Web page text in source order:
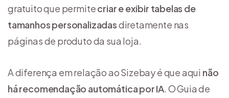
gratuito que permitecriar e exibir tabelas de
tamanhos personalizadasdiretamente nas
páginas de produto da sua loja.
A diferença em relação ao Sizebay é que aqui não
há recomendação automática por IA. O Guia de